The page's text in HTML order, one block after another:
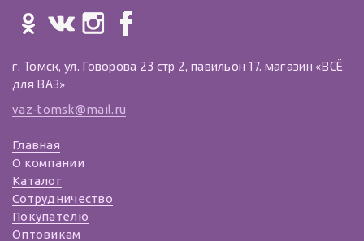
г. Томск, ул. Говорова 23 стр 2, павильон 17. магазин «ВСЁ
для ВАЗ»
vaz-tomsk@mail.ru
Главная
О компании
Каталог
Сотрудничество
Покупателю
Оптовикам